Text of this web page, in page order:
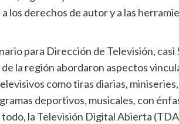
los derechos de autor y a las
para Dirección de Televisión,
la región abordaron aspectos
como tiras diarias,
deportivos, musicales, con
la Televisión Digital Abierta